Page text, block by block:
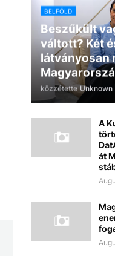
BELFÖLD
Beszűkült
váltott? Két
látványosan
közzétette Unknown
A
át